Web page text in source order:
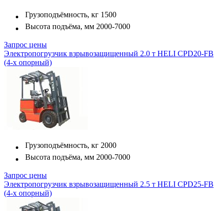
Грузоподъёмность, кг 1500
Высота подъёма, мм 2000-7000
Запрос цены
Электропогрузчик взрывозащищенный 2.0 т HELI CPD20-FB
(4-х опорный)
Грузоподъёмность, кг 2000
Высота подъёма, мм 2000-7000
Запрос цены
Электропогрузчик взрывозащищенный 2.5 т HELI CPD25-FB
(4-х опорный)